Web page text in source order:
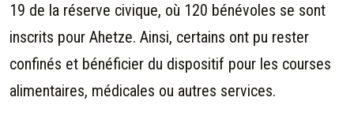
19 de la réserve civique, où 120 bénévoles se sont
inscrits pour Ahetze. Ainsi, certains ont pu rester
confinés et bénéficier du dispositif pour les courses
alimentaires, médicales ou autres services.